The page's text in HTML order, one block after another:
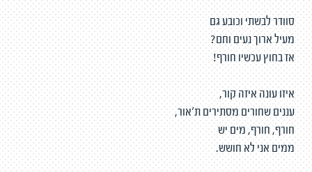
סוודר לבשתי וכובע גם
מעיל ארוך נעים וחם?
אז בחוץ עכשיו חורף!
איזו עונה איזה קור,
עננים שחורים מסתירים ת'אור,
חורף, חורף, מים יש
ממים אני לא חושש.